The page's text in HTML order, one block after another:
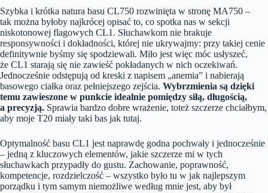
Szybka i krótka natura basu CL750 rozwinięta w stronę MA750 –
tak można byłoby najkrócej opisać to, co spotka nas w sekcji
niskotonowej flagowych CL1. Słuchawkom nie brakuje
responsywności i dokładności, której nie ukrywajmy: przy takiej cenie
definitywnie byśmy się spodziewali. Miło jest więc móc usłyszeć,
że CL1 starają się nie zawieść pokładanych w nich oczekiwań.
Jednocześnie odstępują od kreski z napisem „anemia” i nabierają
basowego ciałka oraz pełniejszego zejścia. Wybrzmienia są dzięki
temu zawieszone w punkcie idealnie pomiędzy siłą, długością,
a precyzją. Sprawia bardzo dobre wrażenie, toteż szczerze chciałbym,
aby moje T20 miały taki bas jak tutaj.
Optymalność basu CL1 jest naprawdę godna pochwały i jednocześnie
– jedną z kluczowych elementów, jakie szczerze mi w tych
słuchawkach przypadły do gustu. Zachowanie, poprawność,
kompetencje, rozdzielczość – wszystko było tu w jak najlepszym
porządku i tym samym niemożliwe według mnie jest, aby był